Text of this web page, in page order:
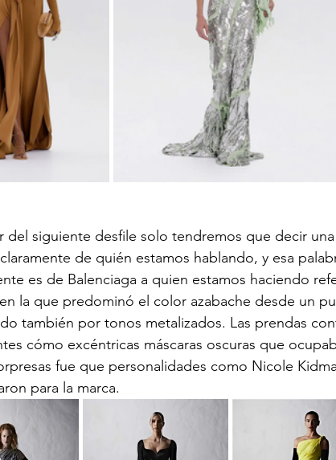
del siguiente desfile solo tendremos que decir
de quién estamos hablando, y esa
es de Balenciaga a quien estamos haciendo
la que predominó el color azabache desde un
también por tonos metalizados. Las prendas
cómo excéntricas máscaras oscuras que
fue que personalidades como Nicole
para la marca.